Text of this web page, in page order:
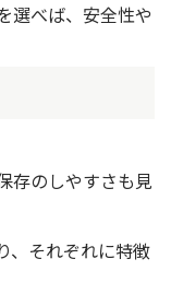
選べば、安全性や
存のしやすさも見
、それぞれに特徴